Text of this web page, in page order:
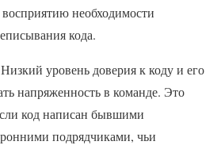
необходимости
кода.
уровень доверия к коду и его
напряженность в команде. Это
код написан бывшими
подрядчиками, чьи